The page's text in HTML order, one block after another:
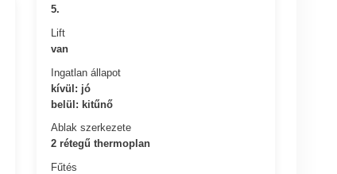
5.
Lift
van
Ingatlan állapot
kívül: jó
belül: kitűnő
Ablak szerkezete
2 rétegű thermoplan
Fűtés